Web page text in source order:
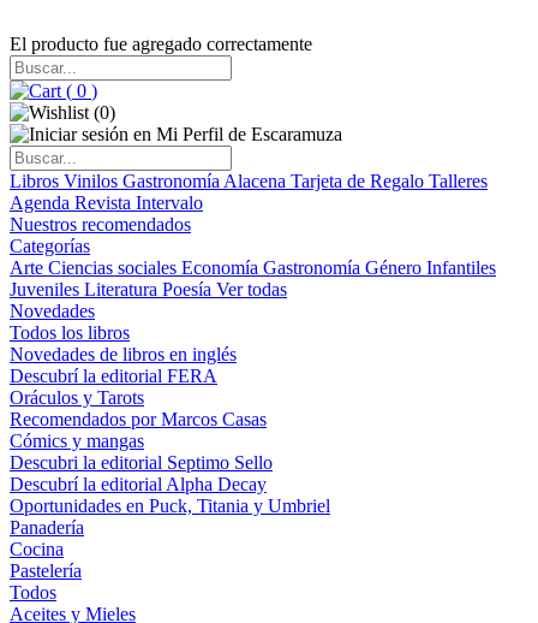
El producto fue agregado correctamente
( 0 )
(0)
Libros Vinilos Gastronomía Alacena Tarjeta de Regalo Talleres
Agenda Revista Intervalo
Nuestros recomendados
Categorías
Arte Ciencias sociales Economía Gastronomía Género Infantiles
Juveniles Literatura Poesía Ver todas
Novedades
Todos los libros
Novedades de libros en inglés
Descubrí la editorial FERA
Oráculos y Tarots
Recomendados por Marcos Casas
Cómics y mangas
Descubri la editorial Septimo Sello
Descubrí la editorial Alpha Decay
Oportunidades en Puck, Titania y Umbriel
Panadería
Cocina
Pastelería
Todos
Aceites y Mieles